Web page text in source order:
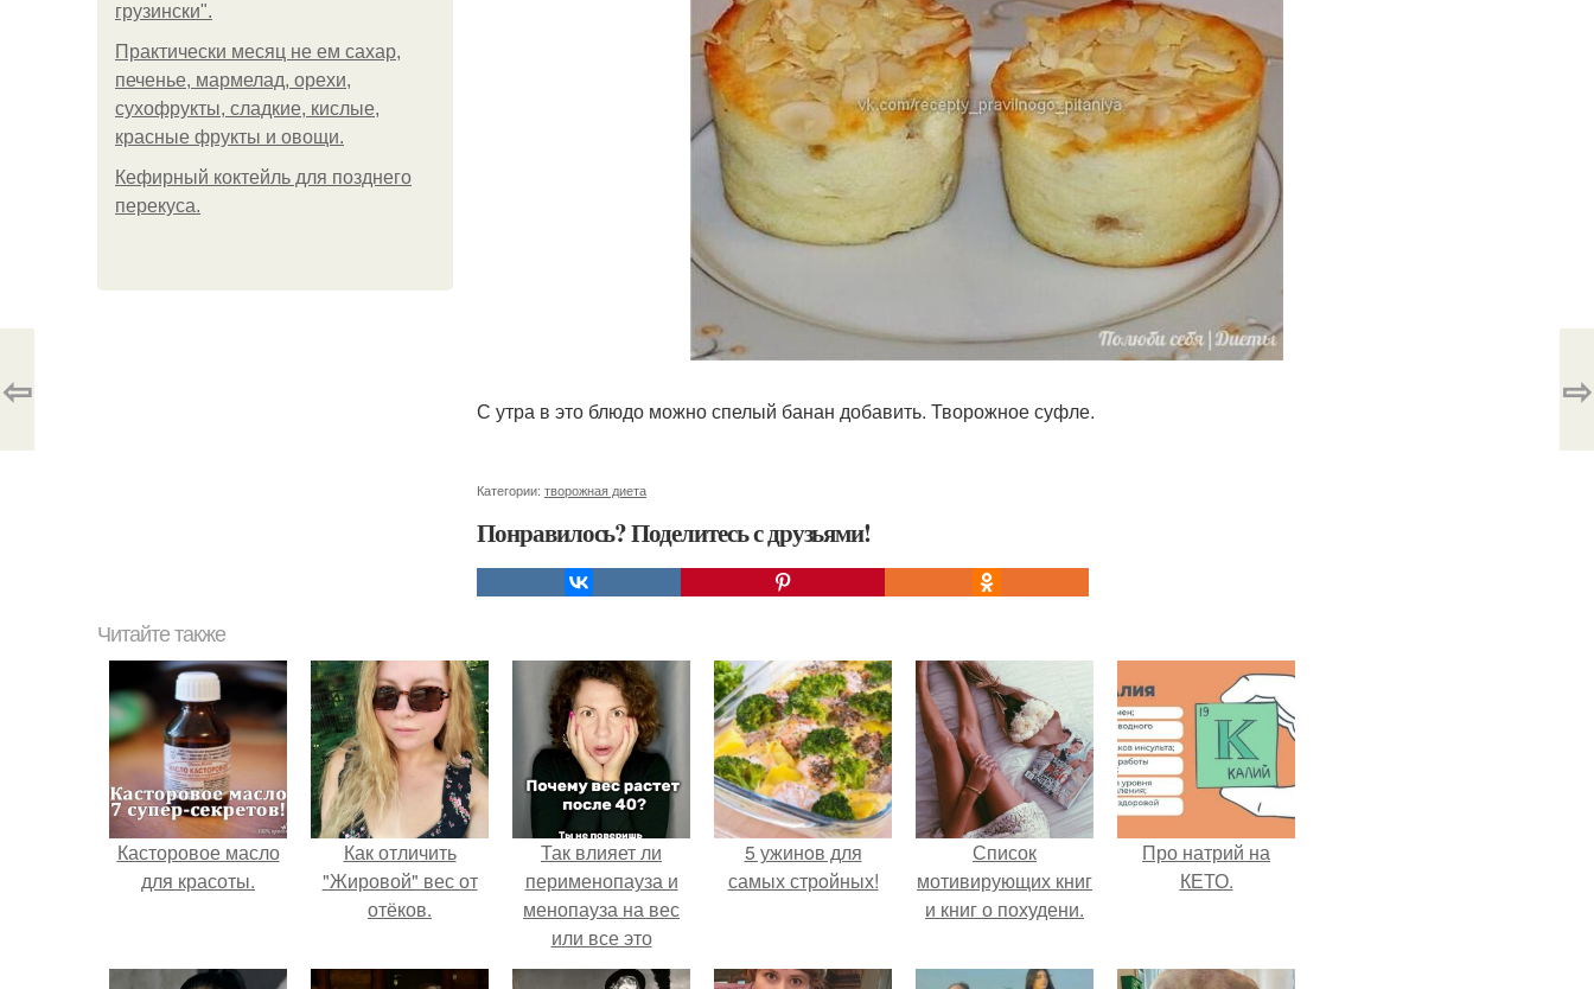
грузински".
Практически месяц не ем сахар,
печенье, мармелад, орехи,
сухофрукты, сладкие, кислые,
красные фрукты и овощи.
Кефирный коктейль для позднего
перекуса.
С утра в это блюдо можно спелый банан добавить. Творожное суфле.
Категории: творожная диета
Понравилось? Поделитесь с друзьями!
⇦ ⇨
Читайте также
Касторовое масло
для красоты.
Как отличить
"Жировой" вес от
отёков.
Так влияет ли
перименопауза и
менопауза на вес
или все это
ерунда?
5 ужинoв для
самых стрoйных!
Список
мотивирующих книг
и книг о похудени.
Про натрий на
КЕТО.